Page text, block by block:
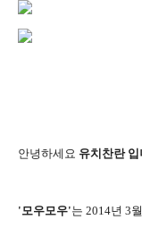
안녕하세요 유치찬란 입
'모우모우'는 2014년 3